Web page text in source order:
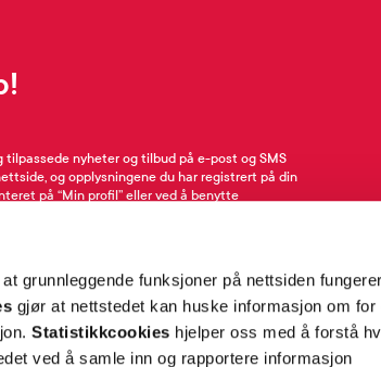
grunnleggende funksjoner på nettsiden
gjør at nettstedet kan huske informasjon om
Statistikkcookies hjelper oss med å forstå
ved å samle inn og rapportere informasjon
nyheter og tilbud på e-post og SMS
og opplysningene du har registrert på din
på “Min profil” eller ved å benytte
Meld meg på